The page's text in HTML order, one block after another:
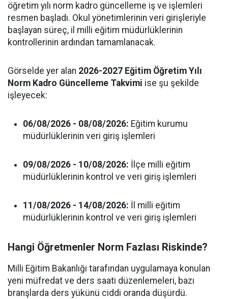
öğretim yılı norm kadro güncelleme iş ve işlemleri
resmen başladı. Okul yönetimlerinin veri girişleriyle
başlayan süreç, il milli eğitim müdürlüklerinin
kontrollerinin ardından tamamlanacak.
Görselde yer alan 2026-2027 Eğitim Öğretim Yılı
Norm Kadro Güncelleme Takvimi ise şu şekilde
işleyecek:
06/08/2026 - 08/08/2026: Eğitim kurumu
müdürlüklerinin veri giriş işlemleri
09/08/2026 - 10/08/2026: İlçe milli eğitim
müdürlüklerinin kontrol ve veri giriş işlemleri
11/08/2026 - 14/08/2026: İl milli eğitim
müdürlüklerinin kontrol ve veri giriş işlemleri
Hangi Öğretmenler Norm Fazlası Riskinde?
Milli Eğitim Bakanlığı tarafından uygulamaya konulan
yeni müfredat ve ders saati düzenlemeleri, bazı
branşlarda ders yükünü ciddi oranda düşürdü.